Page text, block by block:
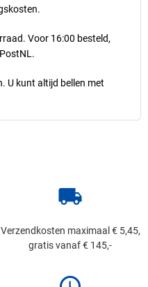
Voor 16:00 besteld,
U kunt altijd bellen met
local_shipping
Verzendkosten maximaal € 5,45,
gratis vanaf € 145,-